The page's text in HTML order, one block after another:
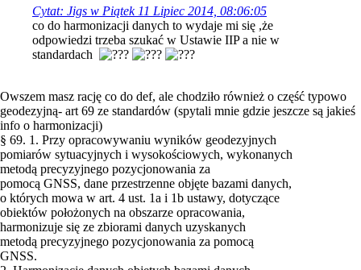
Cytat: Jigs w Piątek 11 Lipiec 2014, 08:06:05
co do harmonizacji danych to wydaje mi się ,że
odpowiedzi trzeba szukać w Ustawie IIP a nie w
standardach
Owszem masz rację co do def, ale chodziło również o część typowo
geodezyjną- art 69 ze standardów (spytali mnie gdzie jeszcze są jakieś
info o harmonizacji)
§ 69. 1. Przy opracowywaniu wyników geodezyjnych
pomiarów sytuacyjnych i wysokościowych, wykonanych
metodą precyzyjnego pozycjonowania za
pomocą GNSS, dane przestrzenne objęte bazami danych,
o których mowa w art. 4 ust. 1a i 1b ustawy, dotyczące
obiektów położonych na obszarze opracowania,
harmonizuje się ze zbiorami danych uzyskanych
metodą precyzyjnego pozycjonowania za pomocą
GNSS.